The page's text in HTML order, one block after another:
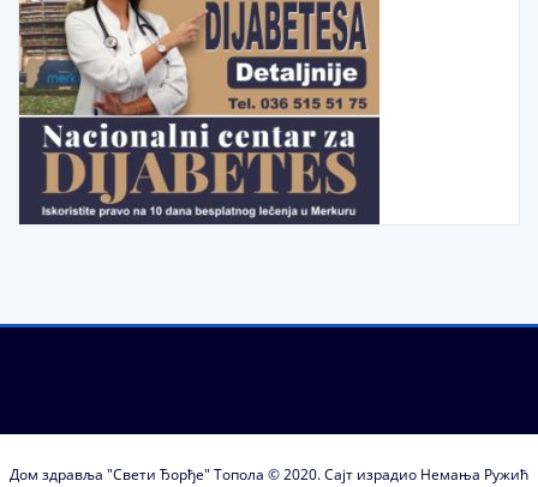
Дом здравља "Свети Ђорђе" Топола © 2020. Сајт израдио Немања Ружић